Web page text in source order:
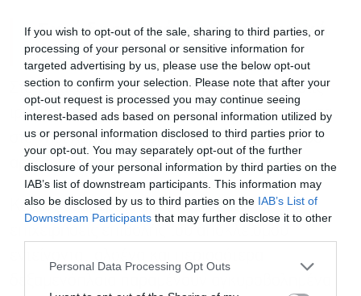
If you wish to opt-out of the sale, sharing to third parties, or
processing of your personal or sensitive information for
targeted advertising by us, please use the below opt-out
section to confirm your selection. Please note that after your
opt-out request is processed you may continue seeing
interest-based ads based on personal information utilized by
us or personal information disclosed to third parties prior to
your opt-out. You may separately opt-out of the further
disclosure of your personal information by third parties on the
IAB’s list of downstream participants. This information may
also be disclosed by us to third parties on the IAB’s List of
Downstream Participants that may further disclose it to other
Personal Data Processing Opt Outs
«Σκιώδης» στόλος σε αναμονή
έξω από το νησί Χαργκ
Στο μεταξύ σημάδια αυξανόμενης πίεσης στις
ιρανικές πετρελαϊκές εξαγωγές καταγράφονται
στο νησί Χαργκ, τον βασικό εξαγωγικό κόμβο
αργού πετρελαίου του Ιράν.
Καθώς οι αμερικανικές κυρώσεις και οι
Εγγραφή στο